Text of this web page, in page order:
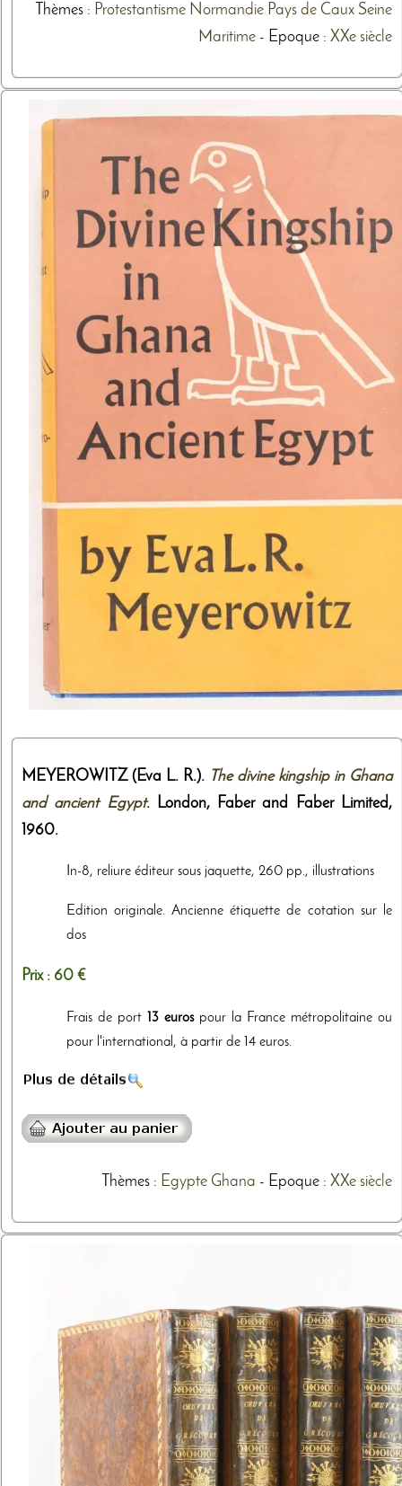
Thèmes: Protestantisme Normandie Pays de Caux Seine
Maritime- Epoque : XXe siècle
MEYEROWITZ (Eva L. R.). The divine kingship in Ghana
and ancient Egypt. London, Faber and Faber Limited,
1960.
In-8, reliure éditeur sous jaquette, 260 pp., illustrations
Edition originale. Ancienne étiquette de cotation sur le
dos
Prix : 60 €
Frais de port 13 eurospour la France métropolitaine ou
pour l'international, à partir de 14 euros.
Thèmes: Egypte Ghana - Epoque : XXe siècle